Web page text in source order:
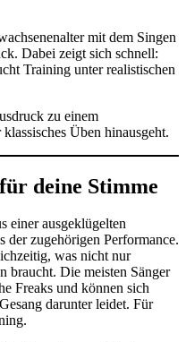
mit dem Singen
Dabei zeigt sich schnell:
Training unter realistischen
zu einem
Üben hinausgeht.
deine Stimme
einer ausgeklügelten
der zugehörigen Performance.
was nicht nur
braucht. Die meisten Sänger
Freaks und können sich
darunter leidet. Für